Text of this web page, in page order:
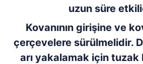
uzun süre
Kovanının girişine ve
çerçevelere sürülmelidir.
arı yakalamak için tuzak